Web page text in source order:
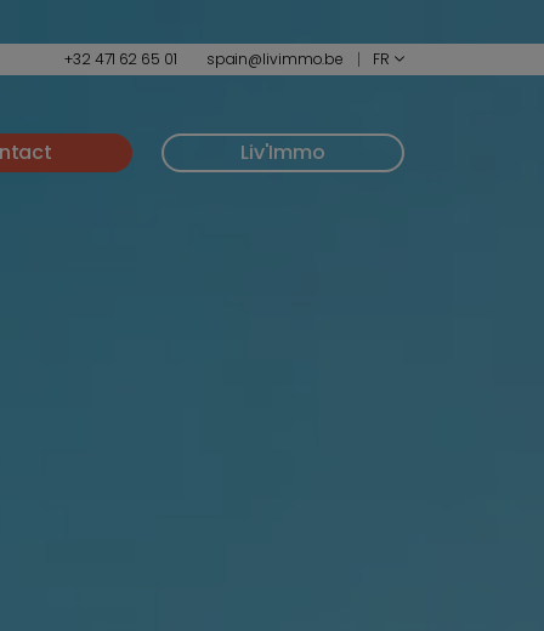
+32 471 62 65 01 spain@livimmo.be FR
Liv'Immo